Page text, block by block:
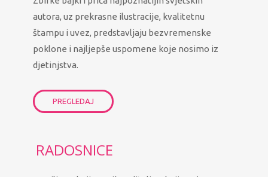
autora, uz prekrasne ilustracije, kvalitetnu
štampu i uvez, predstavljaju bezvremenske
poklone i najljepše uspomene koje nosimo iz
djetinjstva.
PREGLEDAJ
RADOSNICE